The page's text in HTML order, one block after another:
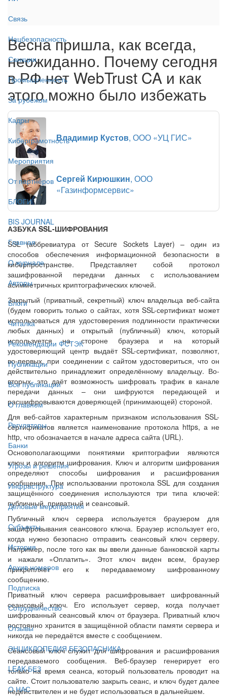
Связь
Нацбезопасность
Санкции
Промышленность
За рубежом
Кадры
Киберграмотность
Мероприятия
От партнёров
БЛОГИ
BIS JOURNAL
Главная
О журнале
Авторы
Блоги
Читалка
Рекомендации ФСТЭК
Публикации
Все публикации
О главном
Регуляторы
Банки
Угрозы и решения
Инфраструктура
Деловые мероприятия
Субъекты
История
Архив номеров
Подписка
Сотрудничество
Отзывы
ЭНЦИКЛОПЕДИЯ БЕЗОПАСНИКА
LEAK-БЕЗ
О НАС
Весна пришла, как всегда,
неожиданно. Почему сегодня
в РФ нет WebTrust CA и как
этого можно было избежать
Владимир Кустов, ООО «УЦ ГИС»
Сергей Кирюшкин, ООО
«Газинформсервис»
АЗБУКА SSL-ШИФРОВАНИЯ
SSL (аббревиатура от Secure Sockets Layer) – один из
способов обеспечения информационной безопасности в
киберпространстве. Представляет собой протокол
зашифрованной передачи данных с использованием
асимметричных криптографических ключей.
Закрытый (приватный, секретный) ключ владельца веб-сайта
(будем говорить только о сайтах, хотя SSL-сертификат может
использоваться для удостоверения подлинности практически
любых данных) и открытый (публичный) ключ, который
используется на стороне браузера и на который
удостоверяющий центр выдаёт SSL-сертификат, позволяют,
во-первых, при соединении с сайтом удостовериться, что он
действительно принадлежит определённому владельцу. Во-
вторых, это даёт возможность шифровать трафик в канале
передачи данных – они шифруются передающей и
расшифровываются доверяющей (принимающей) стороной.
Для веб-сайтов характерным признаком использования SSL-
сертификатов является наименование протокола https, а не
http, что обозначается в начале адреса сайта (URL).
Основополагающими понятиями криптографии являются
ключ и алгоритм шифрования. Ключ и алгоритм шифрования
определяют способы шифрования и расшифрования
сообщения. При использовании протокола SSL для создания
защищённого соединения используются три типа ключей:
публичный, приватный и сеансовый.
Публичный ключ сервера используется браузером для
зашифровывания сеансового ключа. Браузер использует его,
когда нужно безопасно отправить сеансовый ключ серверу.
Например, после того как вы ввели данные банковской карты
и нажали «Оплатить». Этот ключ виден всем, браузер
прикрепляет его к передаваемому шифрованному
сообщению.
Приватный ключ сервера расшифровывает шифрованный
сеансовый ключ. Его использует сервер, когда получает
шифрованный сеансовый ключ от браузера. Приватный ключ
постоянно хранится в защищённой области памяти сервера и
никогда не передаётся вместе с сообщением.
Сеансовый ключ служит для шифрования и расшифрования
передаваемого сообщения. Веб-браузер генерирует его
только на время сеанса, который пользователь проводит на
сайте. Стоит пользователю закрыть сеанс, и ключ будет далее
недействителен и не будет использоваться в дальнейшем.